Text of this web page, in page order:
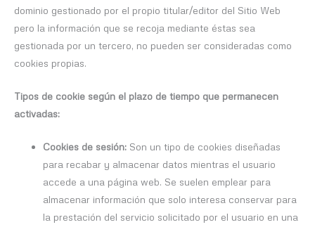
dominio gestionado por el propio titular/editor del Sitio Web
pero la información que se recoja mediante éstas sea
gestionada por un tercero, no pueden ser consideradas como
cookies propias.
Tipos de cookie según el plazo de tiempo que permanecen
activadas:
Cookies de sesión: Son un tipo de cookies diseñadas
para recabar y almacenar datos mientras el usuario
accede a una página web. Se suelen emplear para
almacenar información que solo interesa conservar para
la prestación del servicio solicitado por el usuario en una